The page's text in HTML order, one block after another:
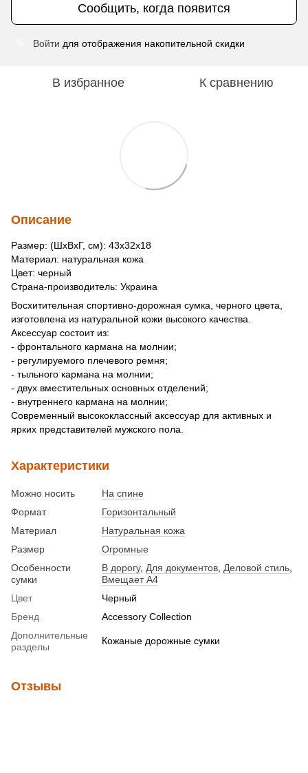
Сообщить, когда появится
Войти для отображения накопительной скидки
В избранное К сравнению
Описание
Размер: (ШхВхГ, см): 43х32х18
Материал: натуральная кожа
Цвет: черный
Страна-производитель: Украина
Восхитительная спортивно-дорожная сумка, черного цвета,
изготовлена из натуральной кожи высокого качества.
Аксессуар состоит из:
- фронтального кармана на молнии;
- регулируемого плечевого ремня;
- тыльного кармана на молнии;
- двух вместительных основных отделений;
- внутреннего кармана на молнии;
Современный высококлассный аксессуар для активных и
ярких представителей мужского пола.
Характеристики
Можно носить
На спине
Формат
Горизонтальный
Материал
Натуральная кожа
Размер
Огромные
Особенности
сумки
В дорогу, Для документов Деловой стиль
Вмещает А4
Цвет
Черный
Бренд
Accessory Collection
Дополнительные
разделы
Кожаные дорожные сумки
Отзывы